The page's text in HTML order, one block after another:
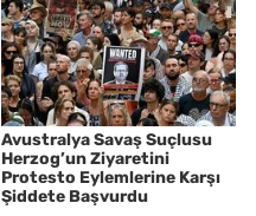
Avustralya Savaş Suçlusu
Herzog’un Ziyaretini
Protesto Eylemlerine Karşı
Şiddete Başvurdu